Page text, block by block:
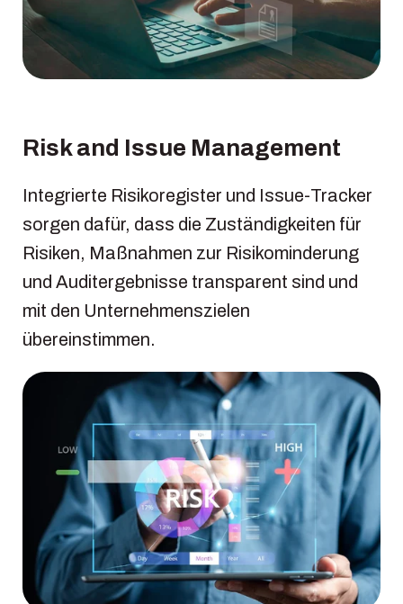
Risk and Issue Management
Integrierte Risikoregister und Issue-Tracker
sorgen dafür, dass die Zuständigkeiten für
Risiken, Maßnahmen zur Risikominderung
und Auditergebnisse transparent sind und
mit den Unternehmenszielen
übereinstimmen.